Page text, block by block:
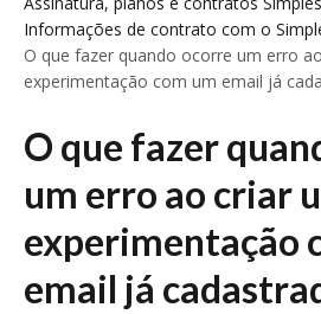
Informações de contrato com o
O que fazer quando ocorre um erro
experimentação com um email já
O que fazer
um erro ao criar
experimentação
email já